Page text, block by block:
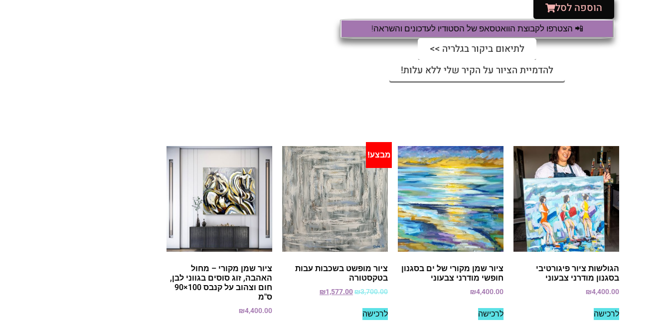
הוספה לסל
📲 הצטרפו לקבוצת הוואטסאפ של הסטודיו לעדכונים והשראה!
לתיאום ביקור בגלריה >>
להדמיית הציור על הקיר שלי ללא עלות!
הגולשות ציור פיגורטיבי
בסגנון מודרני צבעוני
₪4,400.00
לרכישה
ציור שמן מקורי של ים בסגנון
חופשי מודרני צבעוני
₪4,400.00
לרכישה
מבצע!
ציור מופשט בשכבות עבות
בטקסטורה
₪3,700.00
₪1,577.00
לרכישה
ציור שמן מקורי – מחול
האהבה, זוג סוסים בגווני לבן,
חום וצהוב על קנבס 100×90
ס"מ
₪4,400.00